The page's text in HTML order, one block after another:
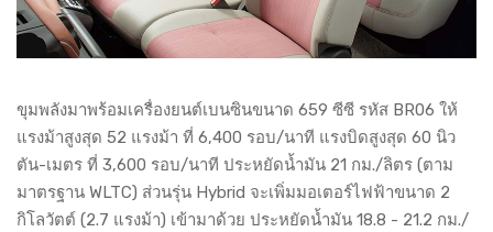
ขุมพลังมาพร้อมเครื่องยนต์เบนซินขนาด 659 ซีซี รหัส BR06 ให้
แรงม้าสูงสุด 52 แรงม้า ที่ 6,400 รอบ/นาที แรงบิดสูงสุด 60 นิว
ตัน-เมตร ที่ 3,600 รอบ/นาที ประหยัดน้ำมัน 21 กม./ลิตร (ตาม
มาตรฐาน WLTC) ส่วนรุ่น Hybrid จะเพิ่มมอเตอร์ไฟฟ้าขนาด 2
กิโลวัตต์ (2.7 แรงม้า) เข้ามาด้วย ประหยัดน้ำมัน 18.8 - 21.2 กม./